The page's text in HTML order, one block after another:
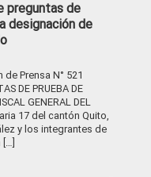
preguntas de
designación de
Prensa N° 521
DE PRUEBA DE
GENERAL DEL
17 del cantón Quito,
y los integrantes de